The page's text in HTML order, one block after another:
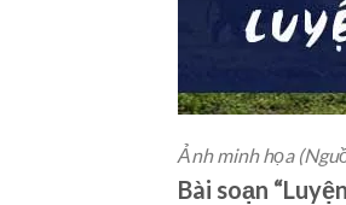
Ảnh minh họa
Bài soạn